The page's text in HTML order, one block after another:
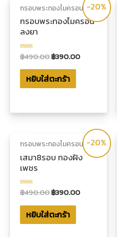
-20%
กรอบพระทองไมครอน
กรอบพระทองไมครอน
ลงยา
ให้
0
ตั้งแต่
5
฿490.00฿390.00
หยิบใส่ตะกร้า
-20%
กรอบพระทองไมครอน
เสมา8รอบ ทองฝัง
เพชร
ให้
0
ตั้งแต่
5
฿490.00฿390.00
หยิบใส่ตะกร้า